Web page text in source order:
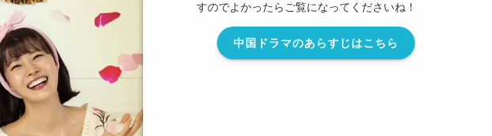
すのでよかったらご覧になってくださいね！
中国ドラマのあらすじはこちら